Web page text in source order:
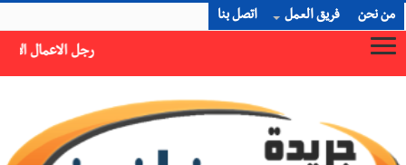
من نحن فريق العمل اتصل بنا
رجل الاعمال الاماراتي خلف الحبتور : 112 شهيداً شُيّعوا في ‫غزة‬ بعد أن بقوا تحت الأنقاض منذ عام 2023: أيُعقل أن يبقى الشعب الفلسطيني يعيش كل هذا الألم؟ وإلى متى تستمر هذه المعاناة التي تمزق القلوب والضمائر؟